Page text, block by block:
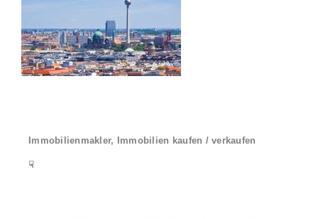
Immobilienmakler, Immobilien kaufen / verkaufen
☟